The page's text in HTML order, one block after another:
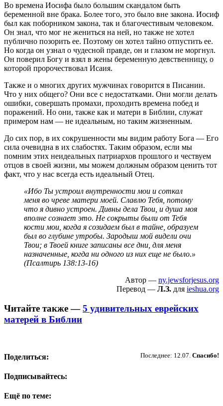
Во времена Иосифа было большим скандалом быть
беременной вне брака. Более того, это было вне закона. Иосиф
был как поборником закона, так и благочестивым человеком.
Он знал, что мог не жениться на ней, но также не хотел
публично позорить ее. Поэтому он хотел тайно отпустить ее.
Но когда он узнал о чудесной правде, он и глазом не моргнул.
Он поверил Богу и взял в жены беременную девственницу, о
которой пророчествовал Исаия.
Также и о многих других мужчинах говорится в Писании.
Что у них общего? Они все с недостатками. Они могли делать
ошибки, совершать промахи, проходить времена побед и
поражений. Но они, также как и матери в Библии, служат
примером нам — не идеальным, но таким жизненным.
До сих пор, в их сокрушенности мы видим работу Бога — Его
сила очевидна в их слабостях. Таким образом, если мы
помним этих неидеальных патриархов прошлого и чествуем
отцов в своей жизни, мы можем должным образом ценить тот
факт, что у нас всегда есть идеальный Отец.
«Ибо Ты устроил внутренности мои и соткал
меня во чреве матери моей. Славлю Тебя, потому
что я дивно устроен. Дивны дела Твои, и душа моя
вполне сознает это. Не сокрыты были от Тебя
кости мои, когда я созидаем был в тайне, образуем
был во глубине утробы. Зародыш мой видели очи
Твои; в Твоей книге записаны все дни, для меня
назначенные, когда ни одного из них еще не было.»
(Псалтирь 138:13-16)
Автор — ny.jewsforjesus.org
Перевод — Л.З. для ieshua.org
Читайте также —5 удивительных еврейских
матерей в Библии
Последнее: 12.07. Спасибо!
Поделиться:
Подписывайтесь:
Ещё по теме: